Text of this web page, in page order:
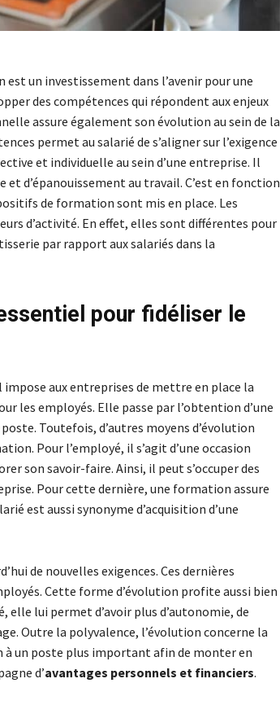
un investissement dans l’avenir pour une
des compétences qui répondent aux enjeux
assure également son évolution au sein de la
permet au salarié de s’aligner sur l’exigence
et individuelle au sein d’une entreprise. Il
et d’épanouissement au travail. C’est en fonction
de formation sont mis en place. Les
d’activité. En effet, elles sont différentes pour
par rapport aux salariés dans la
pour fidéliser le
impose aux entreprises de mettre en place la
les employés. Elle passe par l’obtention d’une
Toutefois, d’autres moyens d’évolution
Pour l’employé, il s’agit d’une occasion
son savoir-faire. Ainsi, il peut s’occuper des
Pour cette dernière, une formation assure
est aussi synonyme d’acquisition d’une
de nouvelles exigences. Ces dernières
Cette forme d’évolution profite aussi bien
elle lui permet d’avoir plus d’autonomie, de
Outre la polyvalence, l’évolution concerne la
un poste plus important afin de monter en
d’avantages personnels et financiers.